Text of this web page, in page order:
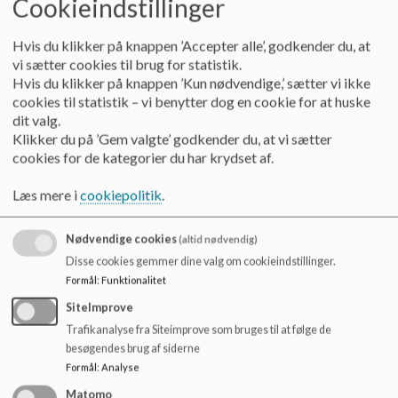
Samarbejdet foregår med respekt for de forskellige
Faggruppers praksis – planlægning, gennemførelse og
evaluering af læring bør så vidt muligt foregå i fællesskab.
Formål:
Sikre højst mulig læring og trivsel blandt eleverne.
pædagogiske personale.
Mål:
Som udgangspunkt varetages fagopdelt undervisning af
lærere med undervisningskompetence i de fag, de underviser
i.
Det tilstræbes, at der er en højt kvalificeret varetagelse af
de opgaver, der ligger ud over den fagopdelte undervisning,
fx AKT, læsevejledning, understøttende undervisning,
samarbejde med eksterne parter, mv.
Cookieindstillinger
Hvis du klikker på knappen ’Accepter alle’, godkender du, at
vi sætter cookies til brug for statistik.
Hvis du klikker på knappen ’Kun nødvendige,’ sætter vi ikke
cookies til statistik – vi benytter dog en cookie for at huske
dit valg.
Klikker du på ’Gem valgte’ godkender du, at vi sætter
cookies for de kategorier du har krydset af.
Læs mere icookiepolitik.
Nødvendige cookies(altid nødvendig)
Disse cookies gemmer dine valg om cookieindstillinger.
Formål: Funktionalitet
SiteImprove
Trafikanalyse fra Siteimprove som bruges til at følge de
besøgendes brug af siderne
Formål: Analyse
Matomo